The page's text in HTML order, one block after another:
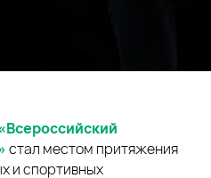
стал местом притяжения
и спортивных